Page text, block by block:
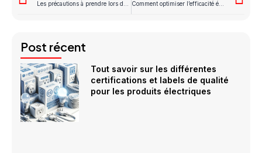
Les précautions à prendre lors de l’utilisation d’appareils électriques en extérieur Comment optimiser l’efficacité énergétique de votre chauffage électrique ?
Post récent
Tout savoir sur les différentes
certifications et labels de qualité
pour les produits électriques